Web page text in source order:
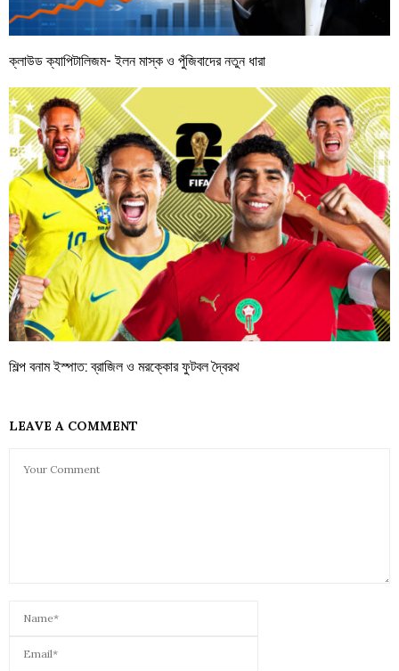
ক্লাউড ক্যাপিটালিজম- ইলন মাস্ক ও পুঁজিবাদের নতুন ধারা
শিল্প বনাম ইস্পাত: ব্রাজিল ও মরক্কোর ফুটবল দ্বৈরথ
LEAVE A COMMENT